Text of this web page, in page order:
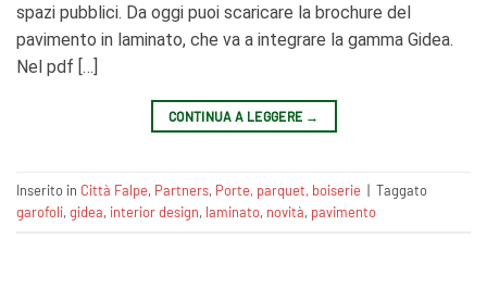
spazi pubblici. Da oggi puoi scaricare la brochure del
pavimento in laminato, che va a integrare la gamma Gidea.
Nel pdf […]
CONTINUA A LEGGERE →
Inserito in Città Falpe, Partners, Porte, parquet, boiserie | Taggato
garofoli,gidea, interior design, laminato, novità, pavimento